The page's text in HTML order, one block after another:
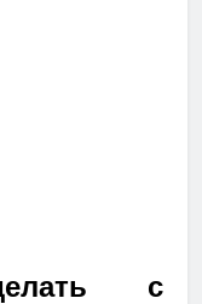
с